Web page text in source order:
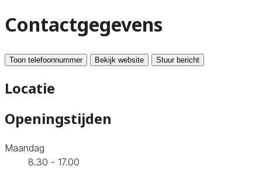
Contactgegevens
Toon telefoonnummer Bekijk website Stuur bericht
Locatie
Openingstijden
Maandag
8.30 - 17.00